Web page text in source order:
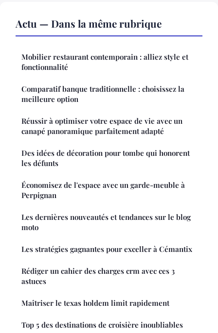
Actu — Dans la même rubrique
Mobilier restaurant contemporain : alliez style et
fonctionnalité
Comparatif banque traditionnelle : choisissez la
meilleure option
Réussir à optimiser votre espace de vie avec un
canapé panoramique parfaitement adapté
Des idées de décoration pour tombe qui honorent
les défunts
Économisez de l'espace avec un garde-meuble à
Perpignan
Les dernières nouveautés et tendances sur le blog
moto
Les stratégies gagnantes pour exceller à Cémantix
Rédiger un cahier des charges crm avec ces 3
astuces
Maîtriser le texas holdem limit rapidement
Top 5 des destinations de croisière inoubliables